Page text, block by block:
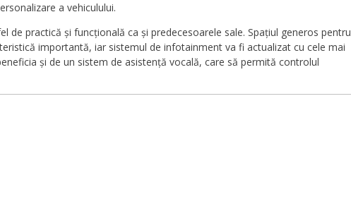
a vehiculului.
de practică și funcțională ca și predecesoarele sale. Spațiul generos pentru
importantă, iar sistemul de infotainment va fi actualizat cu cele mai
și de un sistem de asistență vocală, care să permită controlul